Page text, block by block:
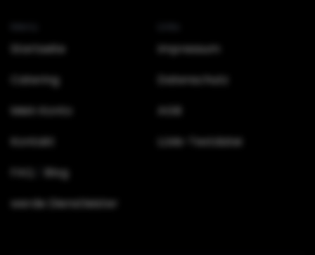
Startseite
Catering
Mein Konto
Kontakt
FAQ
Blog
werde Dienstleister
Impressum
Datenschutz
AGB
LLMs-Textdatei